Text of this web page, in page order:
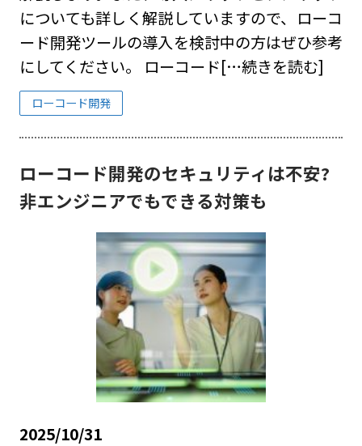
についても詳しく解説していますので、ローコ
ード開発ツールの導入を検討中の方はぜひ参考
にしてください。 ローコード[…続きを読む]
ローコード開発
ローコード開発のセキュリティは不安?
非エンジニアでもできる対策も
2025/10/31